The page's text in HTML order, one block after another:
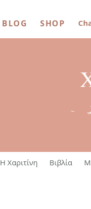
BLOG SHOP
~
Η Χαριτίνη Βιβλία